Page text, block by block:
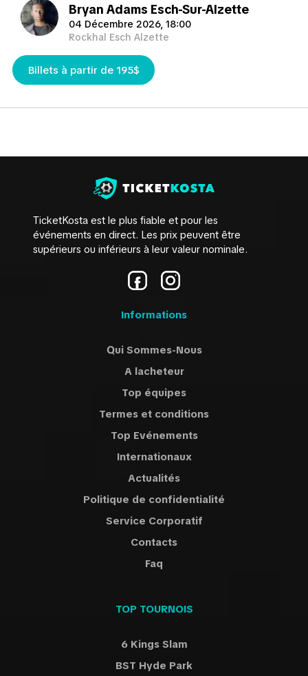
TicketKosta garantit la livraison de vos billets en toute
sécurité et à temps pour le match. TicketKosta livrera
les billets dès que possible, normalement 3-4 jours
avant le match et parfois, si des retards surviennent,
même le jour même du match.
Bryan Adams Esch-Sur-Alzette
04 Décembre 2026, 18:00
Rockhal Esch Alzette
Billets à partir de 195$
TicketKosta est le plus fiable et pour les
événements en direct. Les prix peuvent être
supérieurs ou inférieurs à leur valeur nominale.
Informations
Qui Sommes-Nous
A lacheteur
Top équipes
Termes et conditions
Top Evénements
Internationaux
Actualités
Politique de confidentialité
Service Corporatif
Contacts
Faq
TOP TOURNOIS
6 Kings Slam
BST Hyde Park